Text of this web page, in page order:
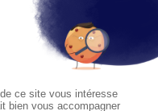
du pape Léon